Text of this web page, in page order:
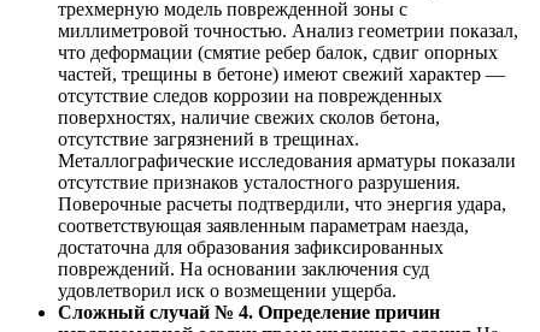
трехмерную модель поврежденной зоны с
миллиметровой точностью. Анализ геометрии показал,
что деформации (смятие ребер балок, сдвиг опорных
частей, трещины в бетоне) имеют свежий характер —
отсутствие следов коррозии на поврежденных
поверхностях, наличие свежих сколов бетона,
отсутствие загрязнений в трещинах.
Металлографические исследования арматуры показали
отсутствие признаков усталостного разрушения.
Поверочные расчеты подтвердили, что энергия удара,
соответствующая заявленным параметрам наезда,
достаточна для образования зафиксированных
повреждений. На основании заключения суд
удовлетворил иск о возмещении ущерба.
Сложный случай № 4. Определение причин